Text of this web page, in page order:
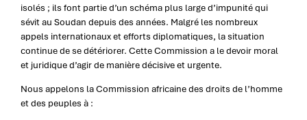
isolés ; ils font partie d’un schéma plus large d’impunité qui
sévit au Soudan depuis des années. Malgré les nombreux
appels internationaux et efforts diplomatiques, la situation
continue de se détériorer. Cette Commission a le devoir moral
et juridique d’agir de manière décisive et urgente.
Nous appelons la Commission africaine des droits de l’homme
et des peuples à :